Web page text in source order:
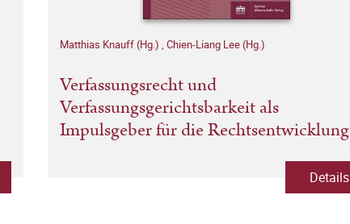
Matthias Knauff (Hg.) , Chien-Liang Lee (Hg.)
Verfassungsrecht und
Verfassungsgerichtsbarkeit als
Impulsgeber für die Rechtsentwicklung
Details